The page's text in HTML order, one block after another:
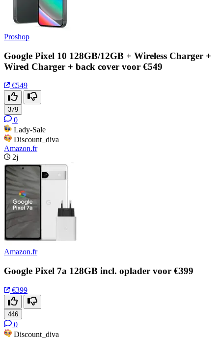
Proshop
Google Pixel 10 128GB/12GB + Wireless Charger +
Wired Charger + back cover voor €549
€549
379
0
Lady-Sale
Discount_diva
Amazon.fr
2j
Amazon.fr
Google Pixel 7a 128GB incl. oplader voor €399
€399
446
0
Discount_diva